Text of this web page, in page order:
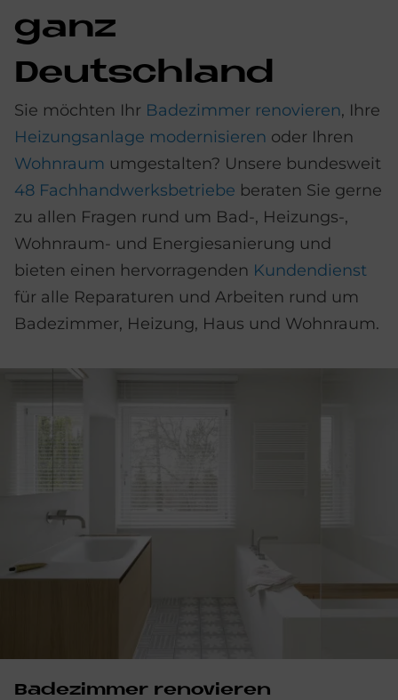
ganz
Deutschland
Sie möchten Ihr Badezimmer renovieren, Ihre
Heizungsanlage modernisieren oder Ihren
Wohnraum umgestalten? Unsere bundesweit
48 Fachhandwerksbetriebe beraten Sie gerne
zu allen Fragen rund um Bad-, Heizungs-,
Wohnraum- und Energiesanierung und
bieten einen hervorragenden Kundendienst
für alle Reparaturen und Arbeiten rund um
Badezimmer, Heizung, Haus und Wohnraum.
Ba­de­zim­mer re­no­vie­ren